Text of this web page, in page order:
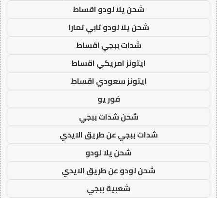
شحن يلا لودو اقساط
شحن يلا لودو تابي تمارا
شدات ببجي اقساط
ايتونز امريكي اقساط
ايتونز سعودي اقساط
فور يو
شحن شدات ببجي
شدات ببجي عن طريق الايدي
شحن يلا لودو
شحن لودو عن طريق الايدي
شعبية ببجي